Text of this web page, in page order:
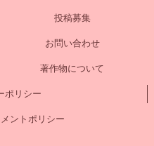
投稿募集
お問い合わせ
著作物について
ポリシー
ントポリシー